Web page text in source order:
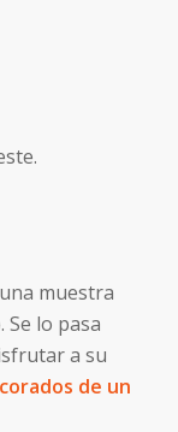
muestra
lo pasa
a su
de un